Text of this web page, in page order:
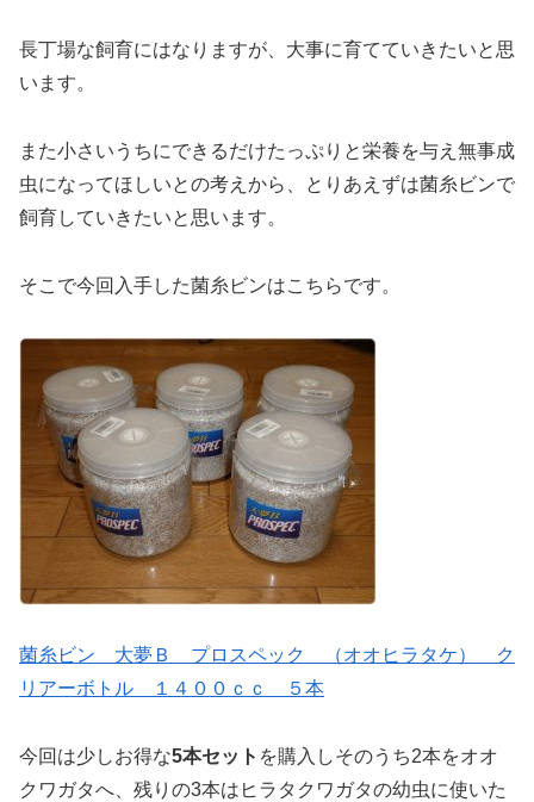
長丁場な飼育にはなりますが、大事に育てていきたいと思
います。
また小さいうちにできるだけたっぷりと栄養を与え無事成
虫になってほしいとの考えから、とりあえずは菌糸ビンで
飼育していきたいと思います。
そこで今回入手した菌糸ビンはこちらです。
菌糸ビン 大夢Ｂ プロスペック （オオヒラタケ） ク
リアーボトル １４００ｃｃ ５本
今回は少しお得な5本セット を購入しそのうち2本をオオ
クワガタへ、残りの3本はヒラタクワガタの幼虫に使いた